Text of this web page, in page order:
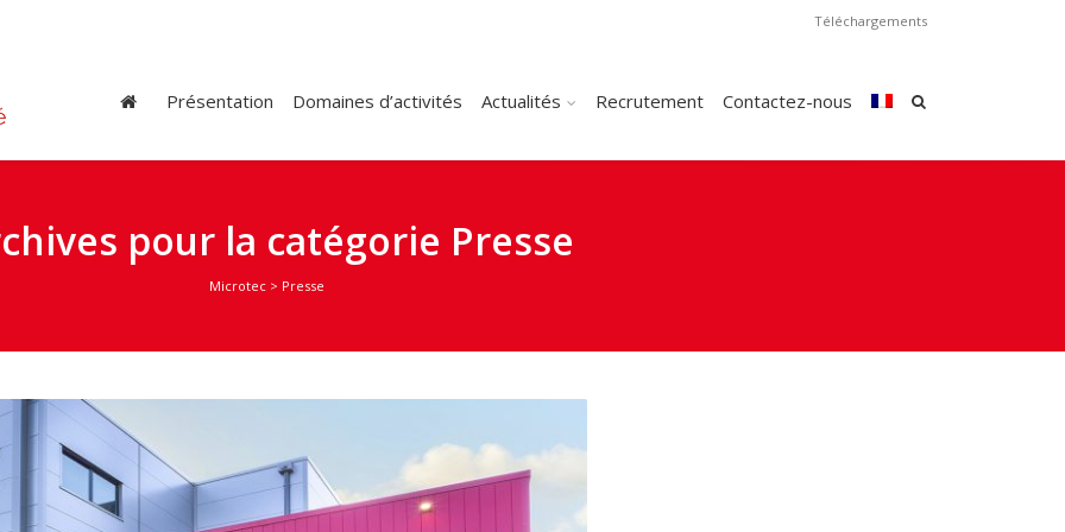
Téléchargements
Présentation Domaines d’activités Actualités Recrutement Contactez-nous
pour la catégorie Presse
Microtec> Presse